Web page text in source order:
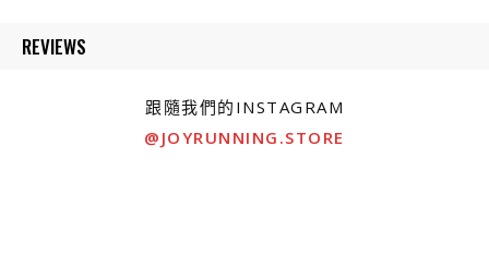
REVIEWS
跟隨我們的INSTAGRAM
@JOYRUNNING.STORE